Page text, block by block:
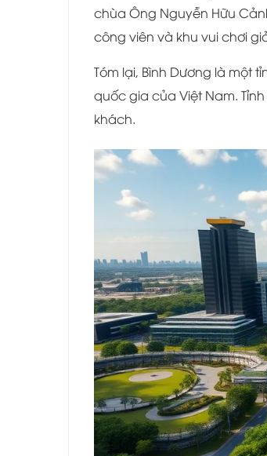
chùa Ông Nguyễn Hữu
công viên và khu vui chơi
Tóm lại, Bình Dương là một
quốc gia của Việt Nam.
khách.